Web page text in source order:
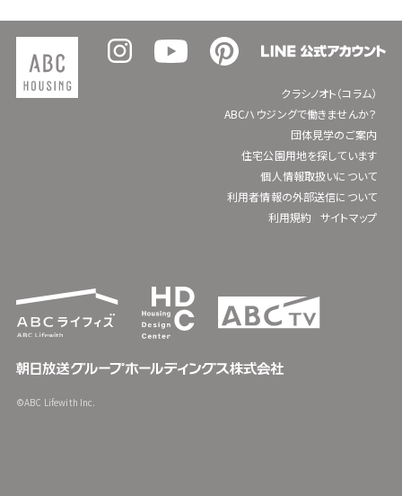
クラシノオト（コラム）
ABCハウジングで働きませんか？
団体見学のご案内
住宅公園用地を探しています
個人情報取扱いについて
利用者情報の外部送信について
利用規約
サイトマップ
©ABC Lifewith Inc.